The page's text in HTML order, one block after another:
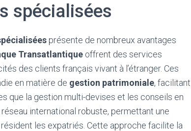
spécialisées
présente de nombreux avantages
Transatlantique offrent des services
des clients français vivant à l’étranger. Ces
en matière de gestion patrimoniale, facilitant
que la gestion multi-devises et les conseils en
international robuste, permettant une
les expatriés. Cette approche facilite la